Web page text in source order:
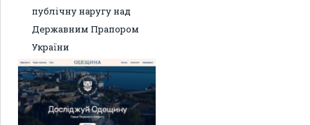
публічну наругу над
Державним Прапором
України